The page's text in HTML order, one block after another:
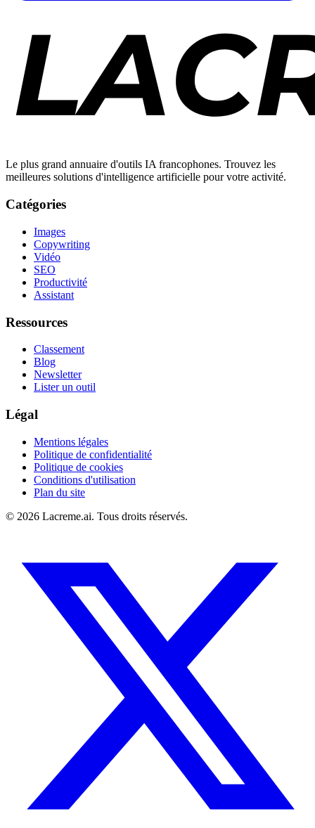
Le plus grand annuaire d'outils IA francophones. Trouvez les
meilleures solutions d'intelligence artificielle pour votre activité.
Catégories
Images
Copywriting
Vidéo
SEO
Productivité
Assistant
Ressources
Classement
Blog
Newsletter
Lister un outil
Légal
Mentions légales
Politique de confidentialité
Politique de cookies
Conditions d'utilisation
Plan du site
© 2026 Lacreme.ai. Tous droits réservés.